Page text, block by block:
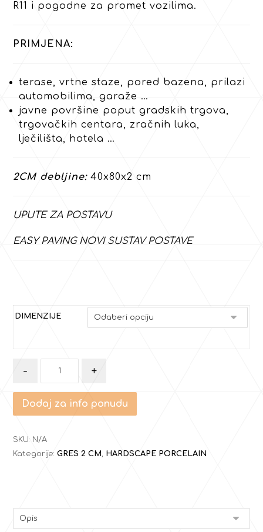
R11 i pogodne za promet vozilima.
PRIMJENA:
terase, vrtne staze, pored bazena, prilazi
automobilima, garaže …
javne površine poput gradskih trgova,
trgovačkih centara, zračnih luka,
lječilišta, hotela …
2CM debljine:40x80x2 cm
UPUTE ZA POSTAVU
EASY PAVING NOVI SUSTAV POSTAVE
DIMENZIJE
- +
Dodaj za info ponudu
SKU: N/A
Kategorije:GRES 2 CM, HARDSCAPE PORCELAIN